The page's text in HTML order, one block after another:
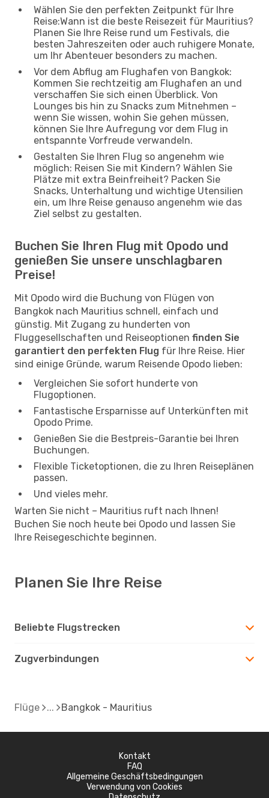
Wählen Sie den perfekten Zeitpunkt für Ihre
Reise:Wann ist die beste Reisezeit für Mauritius?
Planen Sie Ihre Reise rund um Festivals, die
besten Jahreszeiten oder auch ruhigere Monate,
um Ihr Abenteuer besonders zu machen.
Vor dem Abflug am Flughafen von Bangkok:
Kommen Sie rechtzeitig am Flughafen an und
verschaffen Sie sich einen Überblick. Von
Lounges bis hin zu Snacks zum Mitnehmen –
wenn Sie wissen, wohin Sie gehen müssen,
können Sie Ihre Aufregung vor dem Flug in
entspannte Vorfreude verwandeln.
Gestalten Sie Ihren Flug so angenehm wie
möglich: Reisen Sie mit Kindern? Wählen Sie
Plätze mit extra Beinfreiheit? Packen Sie
Snacks, Unterhaltung und wichtige Utensilien
ein, um Ihre Reise genauso angenehm wie das
Ziel selbst zu gestalten.
Buchen Sie Ihren Flug mit Opodo und
genießen Sie unsere unschlagbaren
Preise!
Mit Opodo wird die Buchung von Flügen von
Bangkok nach Mauritius schnell, einfach und
günstig. Mit Zugang zu hunderten von
Fluggesellschaften und Reiseoptionen finden Sie
garantiert den perfekten Flug für Ihre Reise. Hier
sind einige Gründe, warum Reisende Opodo lieben:
Vergleichen Sie sofort hunderte von
Flugoptionen.
Fantastische Ersparnisse auf Unterkünften mit
Opodo Prime.
Genießen Sie die Bestpreis-Garantie bei Ihren
Buchungen.
Flexible Ticketoptionen, die zu Ihren Reiseplänen
passen.
Und vieles mehr.
Warten Sie nicht – Mauritius ruft nach Ihnen!
Buchen Sie noch heute bei Opodo und lassen Sie
Ihre Reisegeschichte beginnen.
Planen Sie Ihre Reise
Beliebte Flugstrecken
Zugverbindungen
Flüge Bangkok - Mauritius
Kontakt
FAQ
Allgemeine Geschäftsbedingungen
Verwendung von Cookies